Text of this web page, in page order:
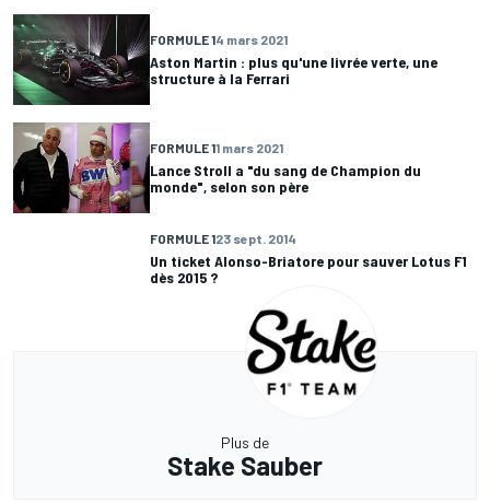
FORMULE 14 mars 2021
Aston Martin : plus qu'une livrée verte, une
structure à la Ferrari
FORMULE 11 mars 2021
Lance Stroll a "du sang de Champion du
monde", selon son père
FORMULE 123 sept. 2014
Un ticket Alonso-Briatore pour sauver Lotus F1
dès 2015 ?
Plus de
Stake Sauber